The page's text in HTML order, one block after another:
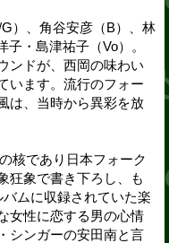
）、角谷安彦（B）、林
・島津祐子（Vo）。
ンドが、西岡の味わい
います。流行のフォー
は、当時から異彩を放
核であり日本フォーク
狂象で書き下ろし、も
ムに収録されていた楽
女性に恋する男の心情
シンガーの安田南と言